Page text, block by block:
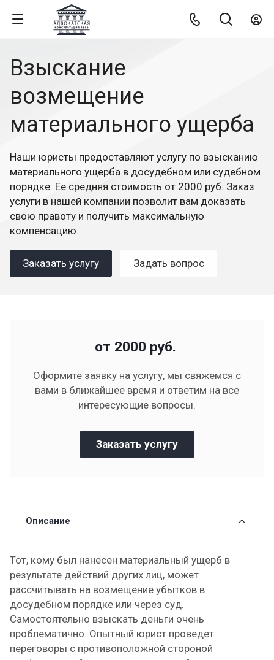
Взыскание
возмещение
материального ущерба
Наши юристы предоставляют услугу по взысканию
материального ущерба в досудебном или судебном
порядке. Ее средняя стоимость от 2000 руб. Заказ
услуги в нашей компании позволит вам доказать
свою правоту и получить максимальную
компенсацию.
Заказать услугу Задать вопрос
от 2000 руб.
Оформите заявку на услугу, мы свяжемся с
вами в ближайшее время и ответим на все
интересующие вопросы.
Заказать услугу
Описание
Тот, кому был нанесен материальный ущерб в
результате действий других лиц, может
рассчитывать на возмещение убытков в
досудебном порядке или через суд.
Самостоятельно взыскать деньги очень
проблематично. Опытный юрист проведет
переговоры с противоположной стороной